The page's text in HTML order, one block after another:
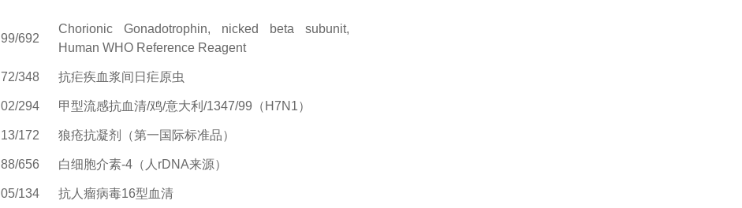
99/692
Chorionic Gonadotrophin, nicked beta subunit,
Human WHO Reference Reagent
72/348 抗疟疾血浆间日疟原虫
02/294 甲型流感抗血清/鸡/意大利/1347/99（H7N1）
13/172 狼疮抗凝剂（第一国际标准品）
88/656 白细胞介素-4 （人 rDNA来源）
05/134 抗人瘤病毒16型血清